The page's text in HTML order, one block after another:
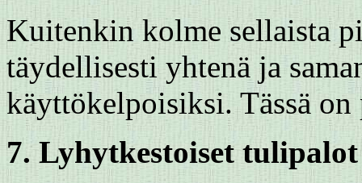
Kuitenkin kolme sellaista
täydellisesti yhtenä ja
käyttökelpoisiksi. Tässä
7. Lyhytkestoiset tulipalot